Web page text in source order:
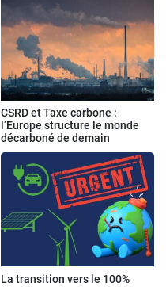
CSRD et Taxe carbone :
l’Europe structure le monde
décarboné de demain
La transition vers le 100%